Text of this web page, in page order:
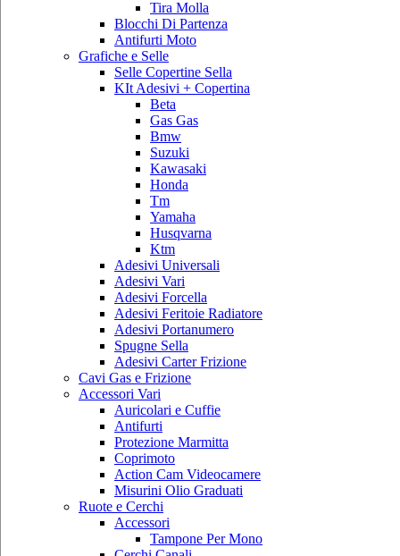
Tira Molla
Blocchi Di Partenza
Antifurti Moto
Grafiche e Selle
Selle Copertine Sella
KIt Adesivi + Copertina
Beta
Gas Gas
Bmw
Suzuki
Kawasaki
Honda
Tm
Yamaha
Husqvarna
Ktm
Adesivi Universali
Adesivi Vari
Adesivi Forcella
Adesivi Feritoie Radiatore
Adesivi Portanumero
Spugne Sella
Adesivi Carter Frizione
Cavi Gas e Frizione
Accessori Vari
Auricolari e Cuffie
Antifurti
Protezione Marmitta
Coprimoto
Action Cam Videocamere
Misurini Olio Graduati
Ruote e Cerchi
Accessori
Tampone Per Mono